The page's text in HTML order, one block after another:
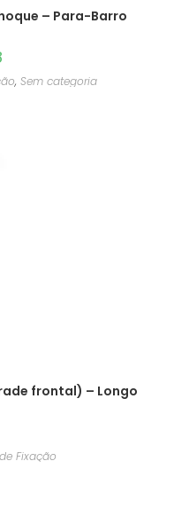
– Para-Barro
, Sem categoria
frontal) – Longo
Fixação